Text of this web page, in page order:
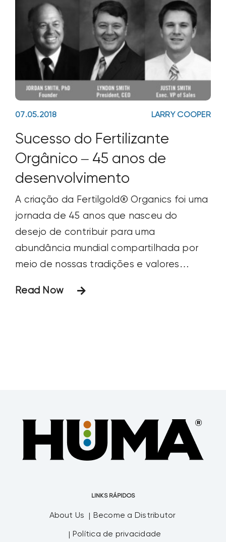
07.05.2018 LARRY COOPER
Sucesso do Fertilizante
Orgânico – 45 anos de
desenvolvimento
A criação da Fertilgold® Organics foi uma
jornada de 45 anos que nasceu do
desejo de contribuir para uma
abundância mundial compartilhada por
meio de nossas tradições e valores
Estabelecemos um novo padrão para
Read Now
LINKS RÁPIDOS
About Us Become a Distributor
Política de privacidade